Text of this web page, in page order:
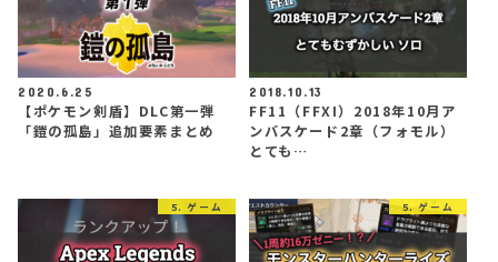
2020.6.25
【ポケモン剣盾】DLC第一弾
「鎧の孤島」追加要素まとめ
2018.10.13
FF11（FFXI）2018年10月ア
ンバスケード2章（フォモル）
とても…
5. ゲーム 5. ゲーム